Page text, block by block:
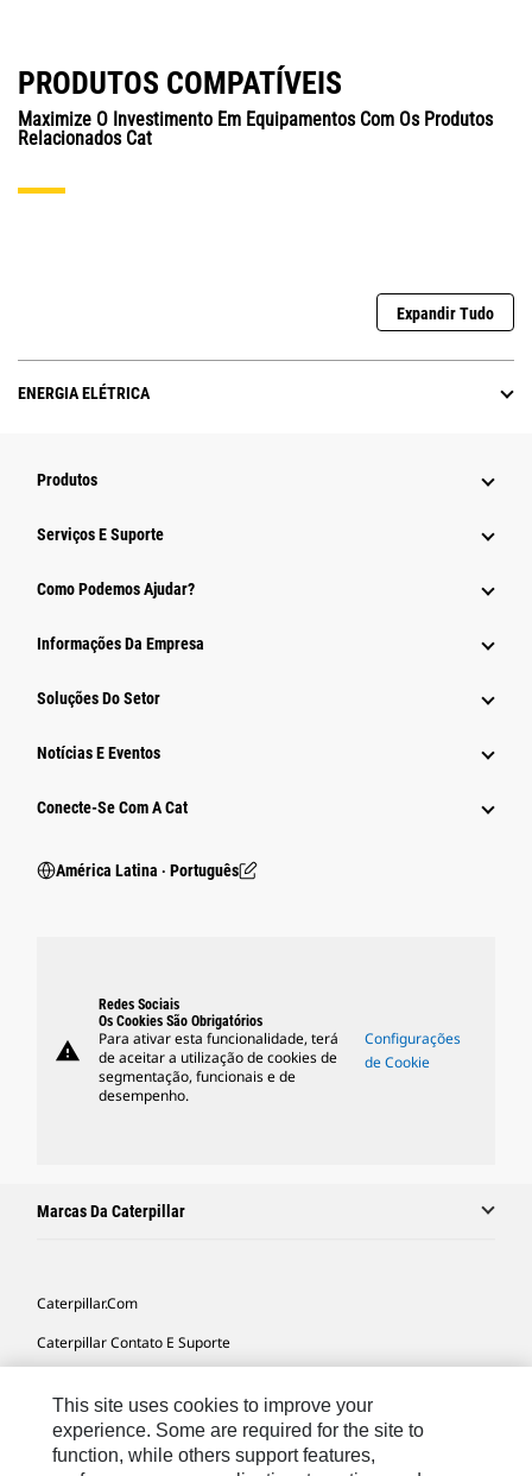
PRODUTOS COMPATÍVEIS
Maximize O Investimento Em Equipamentos Com Os Produtos
Relacionados Cat
Expandir Tudo
ENERGIA ELÉTRICA
Produtos
Serviços E Suporte
Como Podemos Ajudar?
Informações Da Empresa
Soluções Do Setor
Notícias E Eventos
Conecte-Se Com A Cat
América Latina ‧ Português
warning
Redes Sociais
Os Cookies São Obrigatórios
Para ativar esta funcionalidade, terá
de aceitar a utilização de cookies de
segmentação, funcionais e de
desempenho.
Configurações
de Cookie
Marcas Da Caterpillar
Caterpillar.com
Caterpillar Contato E Suporte
Mapa Do Local
Cookie Settings
This site uses cookies to improve your
experience. Some are required for the site to
function, while others support features,